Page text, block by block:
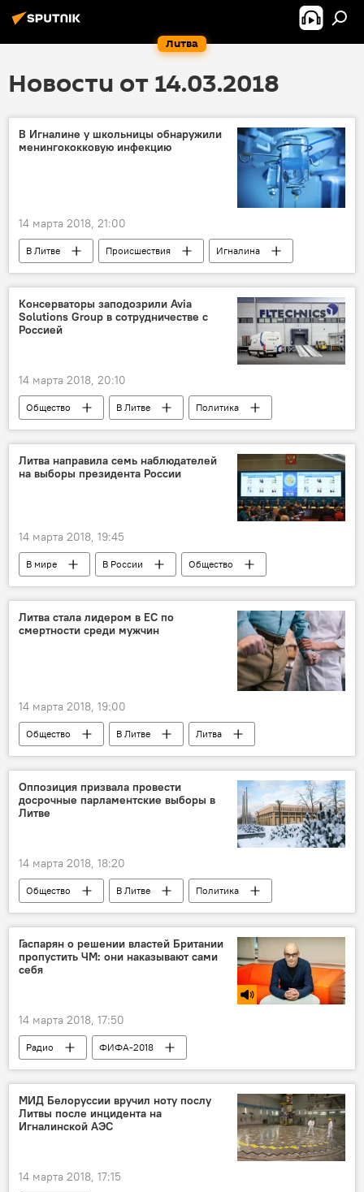
Литва
Новости от 14.03.2018
В Игналине у школьницы обнаружили
менингококковую инфекцию
14 марта 2018, 21:00
В Литве Происшествия
Игналина
менингококк
инфекционные заболевания
Консерваторы заподозрили Avia
Solutions Group в сотрудничестве с
Россией
14 марта 2018, 20:10
Общество В Литве
Политика
Литва
Россия
Avia Solutions
связи с Россией
Литва направила семь наблюдателей
на выборы президента России
14 марта 2018, 19:45
В мире В России
Общество
Президентские выборы в России
Литва
Россия
Казахстан
страны Балтии
выборы
президентские выборы
Литва стала лидером в ЕС по
смертности среди мужчин
14 марта 2018, 19:00
Общество В Литве
Литва
ЕС
смертность мужчины
Оппозиция призвала провести
досрочные парламентские выборы в
Литве
14 марта 2018, 18:20
Общество В Литве
Политика
Литва
Миндаугас Бастис
Сейм Литвы
парламент
нарушение
выборы
голосование
Гаспарян о решении властей Британии
пропустить ЧМ: они наказывают сами
себя
14 марта 2018, 17:50
Радио
ФИФА-2018
Великобритания
Тереза Мэй
Армен Гаспарян
Чемпионат мира по футболу
Отравление бывшего полковника ГРУ Скрипаля в Британии
МИД Белоруссии вручил ноту послу
Литвы после инцидента на
Игналинской АЭС
14 марта 2018, 17:15